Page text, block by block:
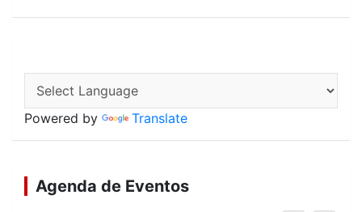
Powered by Translate
Agenda de Eventos